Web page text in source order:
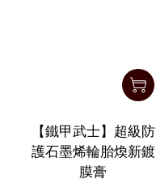
【鐵甲武士】超級防
護石墨烯輪胎煥新鍍
膜膏